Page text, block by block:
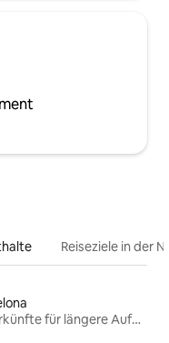
Reiseziele in der
Unterkünfte für längere Aufenthalte